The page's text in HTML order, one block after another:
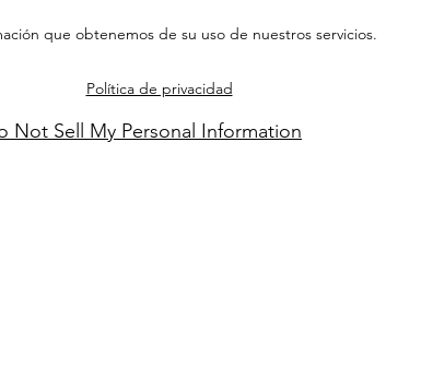
que obtenemos de su uso de nuestros servicios.
Política de privacidad
Not Sell My Personal Information